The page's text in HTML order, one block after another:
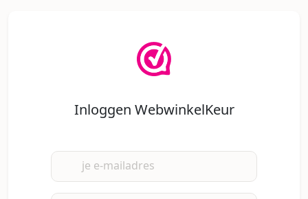
Inloggen WebwinkelKeur
je e-mailadres